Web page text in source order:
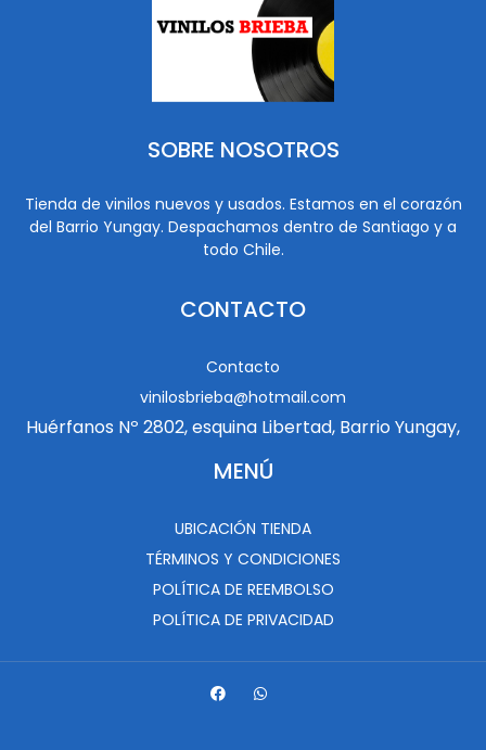
SOBRE NOSOTROS
Tienda de vinilos nuevos y usados. Estamos en el corazón
del Barrio Yungay. Despachamos dentro de Santiago y a
todo Chile.
CONTACTO
Contacto
vinilosbrieba@hotmail.com
Huérfanos Nº 2802, esquina Libertad, Barrio Yungay,
MENÚ
UBICACIÓN TIENDA
TÉRMINOS Y CONDICIONES
POLÍTICA DE REEMBOLSO
POLÍTICA DE PRIVACIDAD